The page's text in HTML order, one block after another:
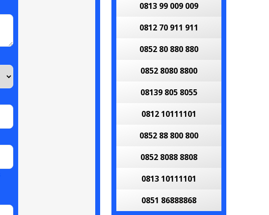
0813 99 009 009
0812 70 911 911
0852 80 880 880
0852 8080 8800
08139 805 8055
0812 10111101
0852 88 800 800
0852 8088 8808
0813 10111101
0851 86888868